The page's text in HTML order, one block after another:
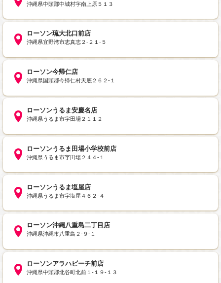
沖縄県中頭郡中城村字南上原５１３
ローソン琉大北口前店
沖縄県宜野湾市志真志２‐２１‐５
ローソン今帰仁店
沖縄県国頭郡今帰仁村天底２６２‐１
ローソンうるま安慶名店
沖縄県うるま市字田場２１１２
ローソンうるま田場小学校前店
沖縄県うるま市字田場２４４‐１
ローソンうるま塩屋店
沖縄県うるま市字塩屋４６２‐４
ローソン沖縄八重島二丁目店
沖縄県沖縄市八重島２‐９‐１
ローソンアラハビーチ前店
沖縄県中頭郡北谷町北前１‐１９‐１３